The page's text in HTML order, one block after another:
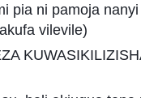
pia ni pamoja
vilevile)